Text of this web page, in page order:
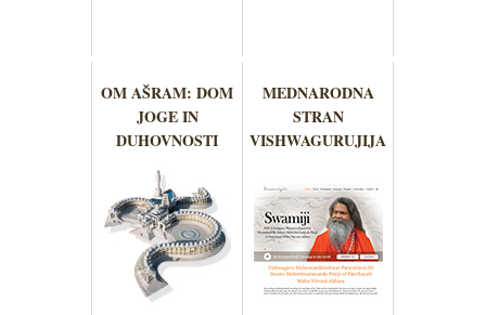
OM AŠRAM: DOM
JOGE IN
DUHOVNOSTI
MEDNARODNA
STRAN
VISHWAGURUJIJA